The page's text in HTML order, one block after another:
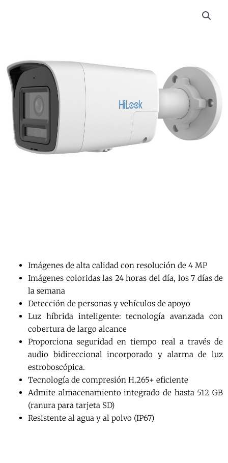
Imágenes de alta calidad con resolución de 4 MP
Imágenes coloridas las 24 horas del día, los 7 días de
la semana
Detección de personas y vehículos de apoyo
Luz híbrida inteligente: tecnología avanzada con
cobertura de largo alcance
Proporciona seguridad en tiempo real a través de
audio bidireccional incorporado y alarma de luz
estroboscópica.
Tecnología de compresión H.265+ eficiente
Admite almacenamiento integrado de hasta 512 GB
(ranura para tarjeta SD)
Resistente al agua y al polvo (IP67)